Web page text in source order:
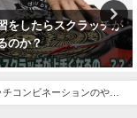
をしたらスクラッチが
のか？
コンビネーションのやり